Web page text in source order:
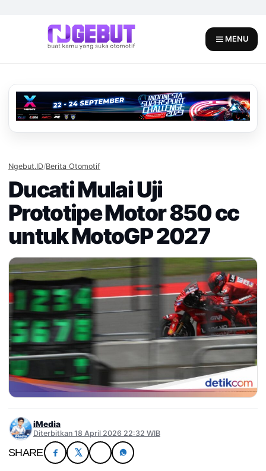
MENU
Ngebut.ID/Berita Otomotif
Ducati Mulai Uji
Prototipe Motor 850 cc
untuk MotoGP 2027
iMedia
Diterbitkan 18 April 2026 22:32 WIB
SHARE